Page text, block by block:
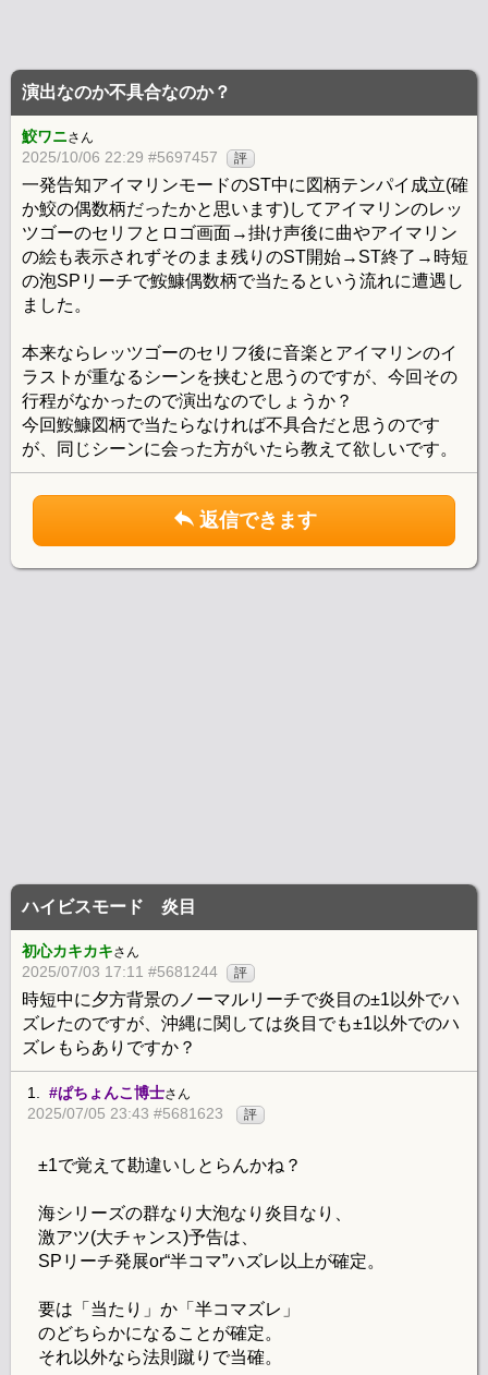
演出なのか不具合なのか？
鮫ワニさん
2025/10/06 22:29 #5697457 評
一発告知アイマリンモードのST中に図柄テンパイ成立(確
か鮫の偶数柄だったかと思います)してアイマリンのレッ
ツゴーのセリフとロゴ画面→掛け声後に曲やアイマリン
の絵も表示されずそのまま残りのST開始→ST終了→時短
の泡SPリーチで鮟鱇偶数柄で当たるという流れに遭遇し
ました。
本来ならレッツゴーのセリフ後に音楽とアイマリンのイ
ラストが重なるシーンを挟むと思うのですが、今回その
行程がなかったので演出なのでしょうか？
今回鮟鱇図柄で当たらなければ不具合だと思うのです
が、同じシーンに会った方がいたら教えて欲しいです。
返信できます
ハイビスモード 炎目
初心カキカキさん
2025/07/03 17:11 #5681244 評
時短中に夕方背景のノーマルリーチで炎目の±1以外でハ
ズレたのですが、沖縄に関しては炎目でも±1以外でのハ
ズレもらありですか？
1. #ぱちょんこ博士さん
2025/07/05 23:43 #5681623 評
±1で覚えて勘違いしとらんかね？
海シリーズの群なり大泡なり炎目なり、
激アツ(大チャンス)予告は、
SPリーチ発展or“半コマ”ハズレ以上が確定。
要は「当たり」か「半コマズレ」
のどちらかになることが確定。
それ以外なら法則蹴りで当確。